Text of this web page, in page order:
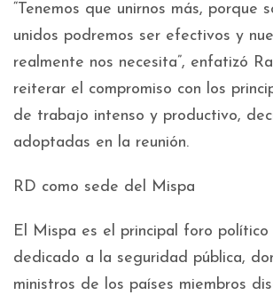
“Tenemos que unirnos más, porque
unidos podremos ser efectivos y
realmente nos necesita”, enfatizó
reiterar el compromiso con los
de trabajo intenso y productivo,
adoptadas en la reunión.
RD como sede del Mispa
El Mispa es el principal foro
dedicado a la seguridad pública,
ministros de los países miembros